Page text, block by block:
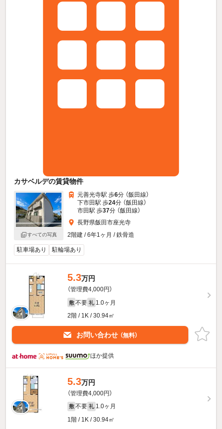
カサベルデの賃貸物件
すべての写真
元善光寺駅 歩6分 （飯田線）
下市田駅 歩24分 （飯田線）
市田駅 歩37分 （飯田線）
長野県飯田市座光寺
2階建 / 6年1ヶ月 / 鉄骨造
駐車場あり 駐輪場あり
5.3万円
（管理費4,000円）
敷 不要 礼 1.0ヶ月
2階 / 1K / 30.94㎡
お問い合わせ （無料）
ほか提供
5.3万円
（管理費4,000円）
敷 不要 礼 1.0ヶ月
1階 / 1K / 30.94㎡